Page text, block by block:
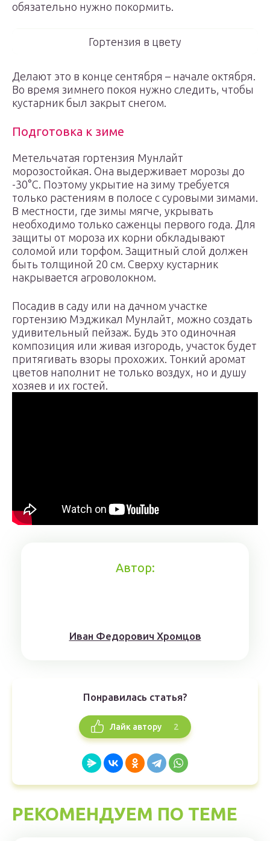
обязательно нужно покормить.
Гортензия в цвету
Делают это в конце сентября – начале октября.
Во время зимнего покоя нужно следить, чтобы
кустарник был закрыт снегом.
Подготовка к зиме
Метельчатая гортензия Мунлайт
морозостойкая. Она выдерживает морозы до
-30°С. Поэтому укрытие на зиму требуется
только растениям в полосе с суровыми зимами.
В местности, где зимы мягче, укрывать
необходимо только саженцы первого года. Для
защиты от мороза их корни обкладывают
соломой или торфом. Защитный слой должен
быть толщиной 20 см. Сверху кустарник
накрывается агроволокном.
Посадив в саду или на дачном участке
гортензию Мэджикал Мунлайт, можно создать
удивительный пейзаж. Будь это одиночная
композиция или живая изгородь, участок будет
притягивать взоры прохожих. Тонкий аромат
цветов наполнит не только воздух, но и душу
хозяев и их гостей.
Автор:
Иван Федорович Хромцов
Понравилась статья?
Лайк автору 2
РЕКОМЕНДУЕМ ПО ТЕМЕ